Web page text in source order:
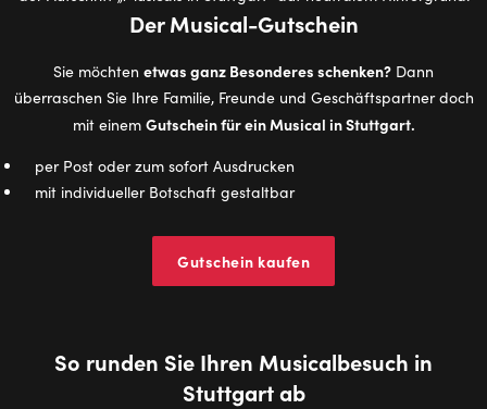
Der Musical-Gutschein
Sie möchten etwas ganz Besonderes schenken? Dann
überraschen Sie Ihre Familie, Freunde und Geschäftspartner doch
mit einem Gutschein für ein Musical in Stuttgart.
per Post oder zum sofort Ausdrucken
mit individueller Botschaft gestaltbar
Gutschein kaufen
So runden Sie Ihren Musicalbesuch in
Stuttgart ab